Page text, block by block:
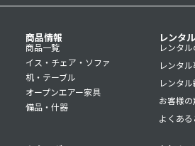
商品情報
商品一覧
イス・チェア・ソファ
机・テーブル
オープンエアー家具
備品・什器
レンタ
レンタ
レンタ
レンタ
お客様の
よくあ